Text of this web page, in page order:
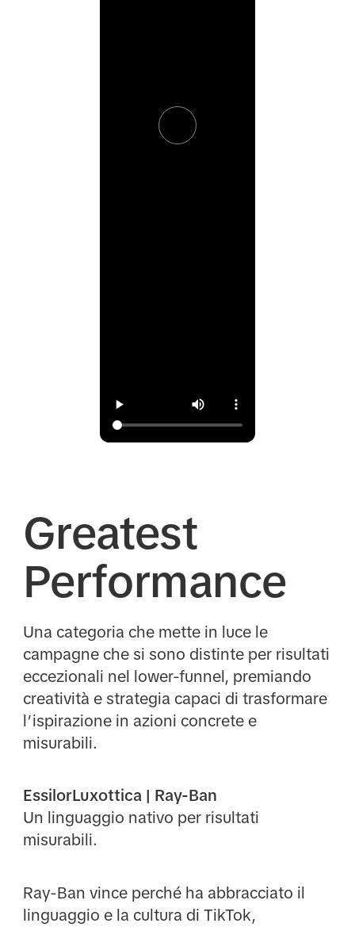
Greatest
Performance
Una categoria che mette in luce le
campagne che si sono distinte per risultati
eccezionali nel lower-funnel, premiando
creatività e strategia capaci di trasformare
l’ispirazione in azioni concrete e
misurabili.
EssilorLuxottica | Ray-Ban
Un linguaggio nativo per risultati
misurabili.
Ray-Ban vince perché ha abbracciato il
linguaggio e la cultura di TikTok,